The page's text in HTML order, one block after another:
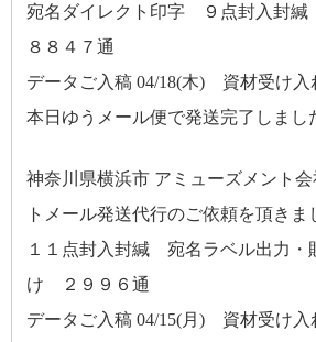
宛名ダイレクト印字 ９点封入封
８８４７通
データご入稿 04/18(木) 資材受け入
本日ゆうメール便で発送完了しまし
神奈川県横浜市 アミューズメント
トメール発送代行のご依頼を頂きま
１１点封入封緘 宛名ラベル出力
け ２９９６通
データご入稿 04/15(月) 資材受け入